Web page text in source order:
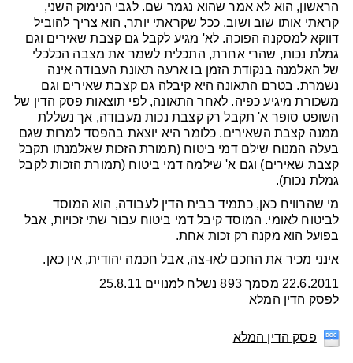
הראשון, הוא לא אמר שהוא נגמר שם. לגבי הנימוק השני,
קראתי אותו שוב ושוב. ככל שקראתי יותר, הוא צריך להוביל
דווקא למסקנה הפוכה. לא' מגיע לקבל גם קצבת שאירים וגם
גמלת נכות, שהרי אחרת, התכלית לשמר את מצבה הכלכלי
של האלמנה בנקודת הזמן בו ארעה תאונת העבודה אינה
נשמרת. בטרם התאונה היא קיבלה גם קצבת שאירים וגם
משכורת מיגיע כפיה. לאחר התאונה, לפי תוצאות פסק הדין של
השופט סופר א' תקבל רק קצבת נכות מעבודה, אך נשללת
ממנה קצבת השאירים. כלומר היא יוצאת בהפסד למרות שגם
בעלה המנוח שילם דמי ביטוח (תמורת הזכות שאלמנתו תקבל
קצבת שאירים) וגם א' שילמה דמי ביטוח (תמורת הזכות לקבל
גמלת נכות).
מי שהרוויח כאן, כתמיד בבית הדין לעבודה, הוא המוסד
לביטוח לאומי. המוסד קיבל דמי ביטוח עבור שתי זכויות, אבל
בפועל הוא מקנה רק זכות אחת.
אינני מכיר את החכם לאו-צה, אבל חכמה יהודית, אין כאן.
22.6.2011 מסמך 893 נשלח למנויים 25.8.11
לפסק הדין המלא
פסק הדין המלא